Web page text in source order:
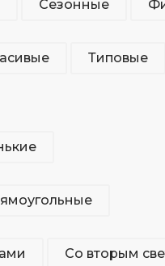
Сезонные
Типовые
Со вторым